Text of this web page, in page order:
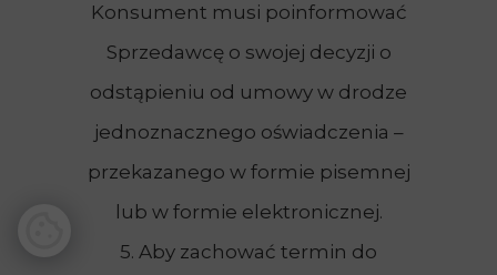
Konsument musi poinformować
Sprzedawcę o swojej decyzji o
odstąpieniu od umowy w drodze
jednoznacznego oświadczenia –
przekazanego w formie pisemnej
lub w formie elektronicznej.
5. Aby zachować termin do